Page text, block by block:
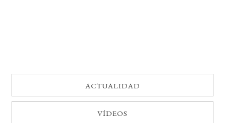
ACTUALIDAD
VÍDEOS